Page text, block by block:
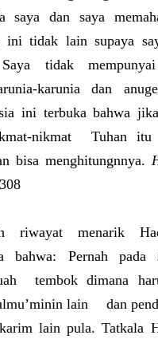
saya dan saya
ini tidak lain supaya
tidak mempunyai
karunia dan
ini terbuka bahwa
nikmat Tuhan itu
bisa menghitungnnya.
riwayat menarik
bahwa: Pernah pada
tembok dimana
lain dan
lain pula. Tatkala